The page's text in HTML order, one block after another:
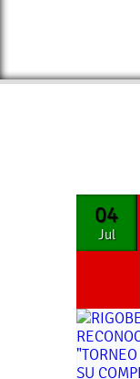
04
Jul